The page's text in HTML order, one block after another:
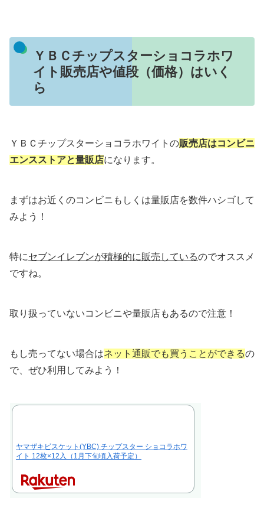
ＹＢＣチップスターショコラホワ
イト販売店や値段（価格）はいく
ら
ＹＢＣチップスターショコラホワイトの販売店はコンビニ
エンスストアと量販店になります。
まずはお近くのコンビニもしくは量販店を数件ハシゴして
みよう！
特にセブンイレブンが積極的に販売しているのでオススメ
ですね。
取り扱っていないコンビニや量販店もあるので注意！
もし売ってない場合はネット通販でも買うことができるの
で、ぜひ利用してみよう！
ヤマザキビスケット(YBC) チップスター ショコラホワ
イト 12枚×12入（1月下旬頃入荷予定）